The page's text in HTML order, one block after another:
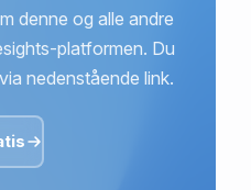
denne og alle andre
platformen. Du
nedenstående link.